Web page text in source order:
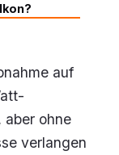
auf
aber ohne
verlangen